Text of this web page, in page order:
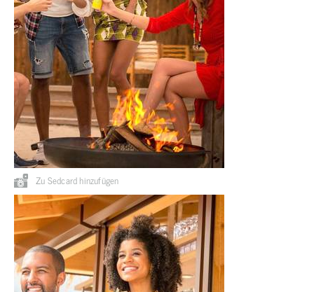
Zu Sedcard hinzufügen